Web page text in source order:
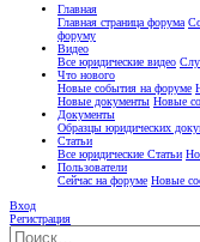
Главная
Главная страница форума
форуму
Видео
Все юридические видео
Что нового
Новые события на форуме
Новые документы Новые
Документы
Образцы юридических
Статьи
Все юридические Статьи
Пользователи
Сейчас на форуме Новые
Вход
Регистрация